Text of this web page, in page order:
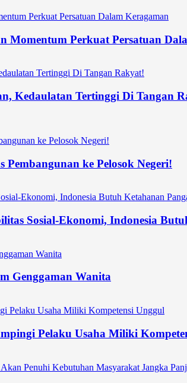
Momentum Perkuat Persatuan
Kedaulatan Tertinggi Di Tangan
ke Pelosok Negeri!
Sosial-Ekonomi, Indonesia
Genggaman Wanita
Pelaku Usaha Miliki